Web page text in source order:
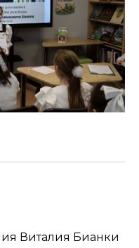
Виталия Бианки